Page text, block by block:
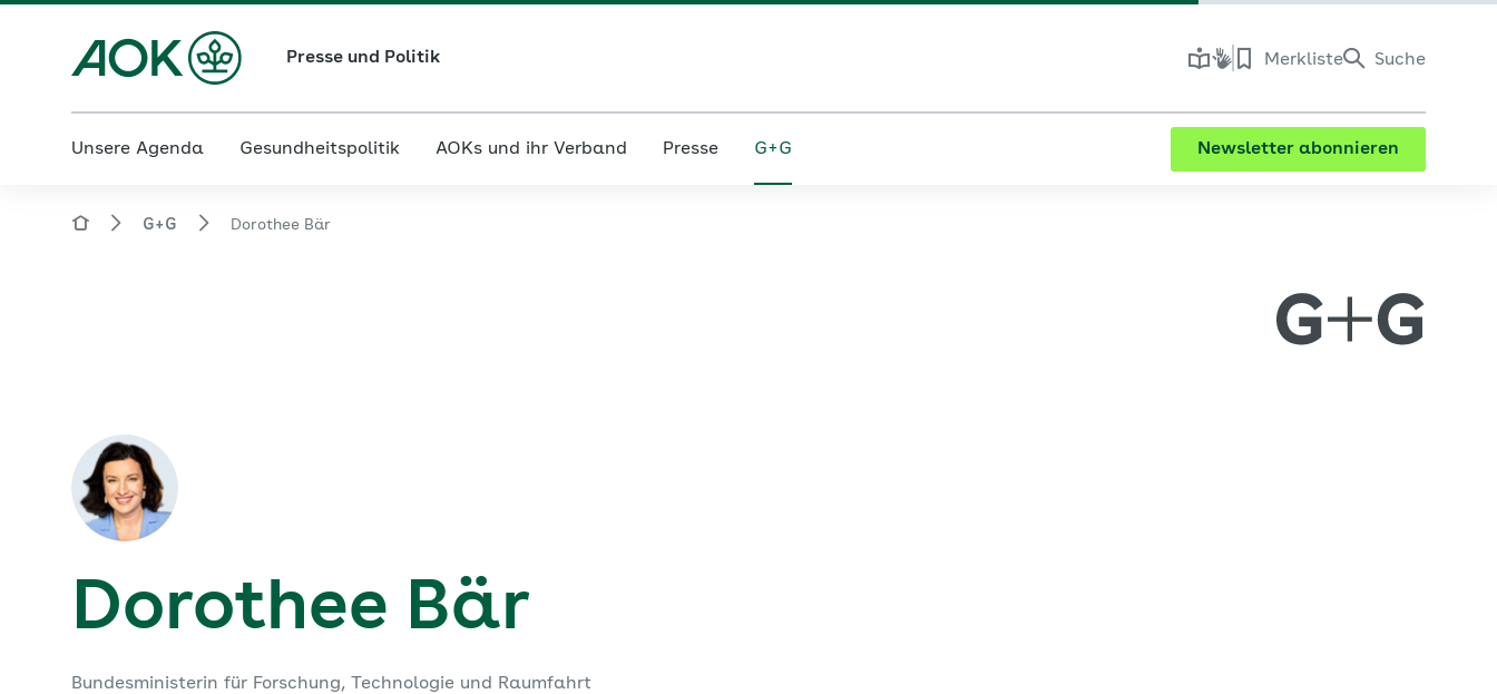
Presse und Politik Merkliste Suche
Unsere Agenda Gesundheitspolitik AOKs und ihr Verband Presse G+G Newsletter abonnieren
G+G Dorothee Bär
Dorothee Bär
Bundesministerin für Forschung, Technologie und Raumfahrt